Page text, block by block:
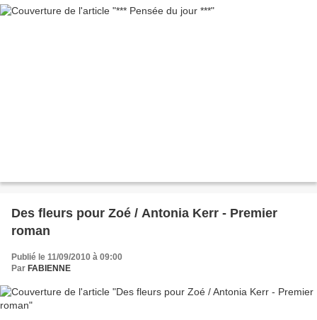
Des fleurs pour Zoé / Antonia Kerr - Premier
roman
Publié le 11/09/2010 à 09:00
Par FABIENNE